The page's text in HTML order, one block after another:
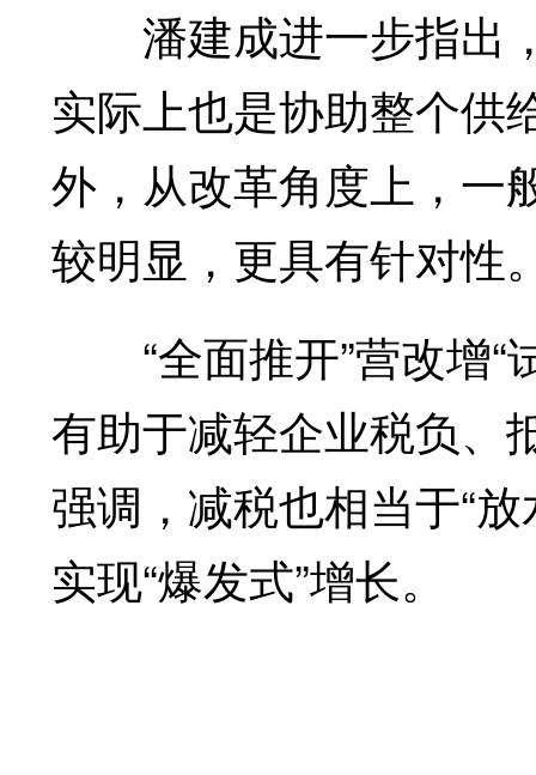
潘建成进一步指出，
实际上也是协助整个供
外，从改革角度上，一
较明显，更具有针对性
“全面推开”营改增“
有助于减轻企业税负、
强调，减税也相当于“
实现“爆发式”增长。